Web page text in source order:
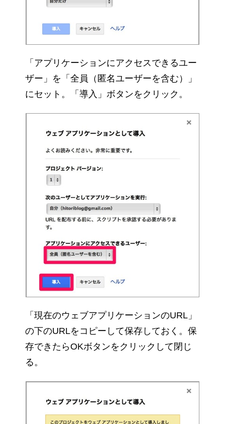
「アプリケーションにアクセスできるユー
ザー」を「全員（匿名ユーザーを含む）」
にセット。「導入」ボタンをクリック。
「現在のウェブアプリケーションのURL」
の下のURLをコピーして保存しておく。保
存できたらOKボタンをクリックして閉じ
る。